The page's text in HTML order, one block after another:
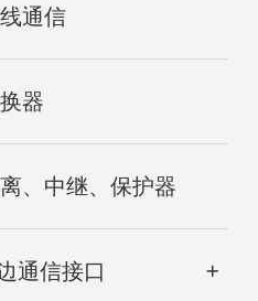
通信
器
、中继、保护器
通信接口 +